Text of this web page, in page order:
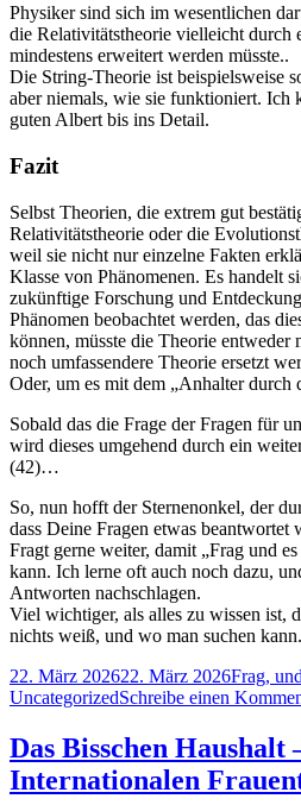
Physiker sind sich im wesentlichen
die Relativitätstheorie vielleicht durch
mindestens erweitert werden müsste..
Die String-Theorie ist beispielsweise
aber niemals, wie sie funktioniert. Ich
guten Albert bis ins Detail.
Fazit
Selbst Theorien, die extrem gut
Relativitätstheorie oder die
weil sie nicht nur einzelne Fakten
Klasse von Phänomenen. Es handelt
zukünftige Forschung und
Phänomen beobachtet werden, das
können, müsste die Theorie entweder
noch umfassendere Theorie ersetzt
Oder, um es mit dem „Anhalter durch
Sobald das die Frage der Fragen für
wird dieses umgehend durch ein
(42)…
So, nun hofft der Sternenonkel, der
dass Deine Fragen etwas beantwortet
Fragt gerne weiter, damit „Frag und
kann. Ich lerne oft auch noch dazu,
Antworten nachschlagen.
Viel wichtiger, als alles zu wissen ist,
nichts weiß, und wo man suchen kann.
Veröffentlicht
am
22. März 202622. März 2026Frag,
UncategorizedSchreibe einen
Das Bisschen Haushalt
Internationalen